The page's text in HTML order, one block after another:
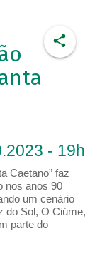
- 19h
Caetano” faz
nos anos 90
um cenário
do Sol, O Ciúme,
parte do